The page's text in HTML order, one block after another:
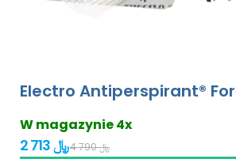
Electro Antiperspirant®
W magazynie 4x
2 713 ﷼ 4 790 ﷼